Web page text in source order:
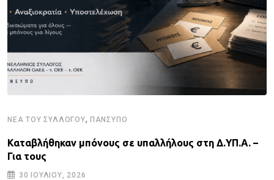
ΝΈΑ ΤΟΥ ΣΥΛΛΌΓΟΥ, ΠΑΝΣΥΠΟ
Καταβλήθηκαν μπόνους σε υπαλλήλους στη Δ.ΥΠ.Α. –
Για τους
30 ΙΟΥΛΊΟΥ, 2026